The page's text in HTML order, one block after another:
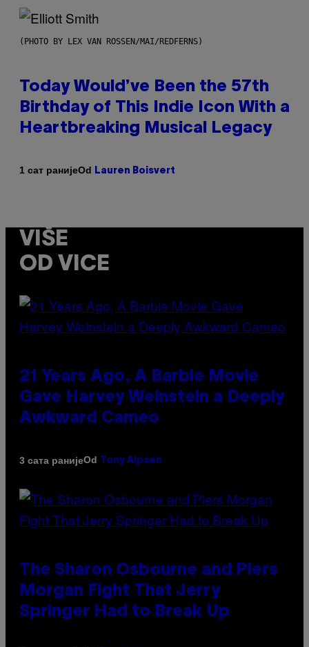
(PHOTO BY LEX VAN ROSSEN/MAI/REDFERNS)
Today Would’ve Been the 57th
Birthday of This Indie Icon With a
Heartbreaking Musical Legacy
1 сат ранијеOd Lauren Boisvert
VIŠE
OD VICE
21 Years Ago, A Barbie Movie
Gave Harvey Weinstein a Deeply
Awkward Cameo
3 сата ранијеOd Tony Alpsen
The Sharon Osbourne and Piers
Morgan Fight That Jerry
Springer Had to Break Up